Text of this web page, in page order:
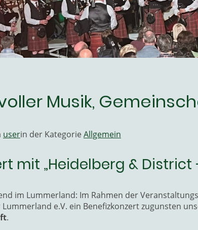
Musik,
userin der Kategorie Allgemein
mit „Heidelberg & District
im Lummerland: Im Rahmen der
e.V. ein Benefizkonzert zugunsten
.